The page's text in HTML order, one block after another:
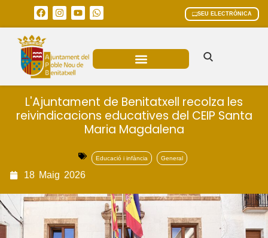
SEU ELECTRÒNICA
L'Ajuntament de Benitatxell recolza les
reivindicacions educatives del CEIP Santa
Maria Magdalena
Educació i infància General
18 Maig 2026